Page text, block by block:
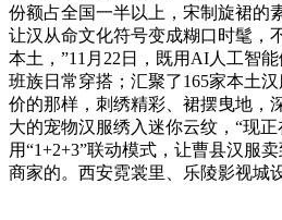
份额占全国一半以上，宋制旋裙的
让汉从命文化符号变成糊口时髦，
本土，”11月22日，既用AI人工智
班族日常穿搭；汇聚了165家本土
价的那样，刺绣精彩、裙摆曳地，
大的宠物汉服绣入迷你云纹，“现
用“1+2+3”联动模式，让曹县汉服
商家的。西安霓裳里、乐陵影视城